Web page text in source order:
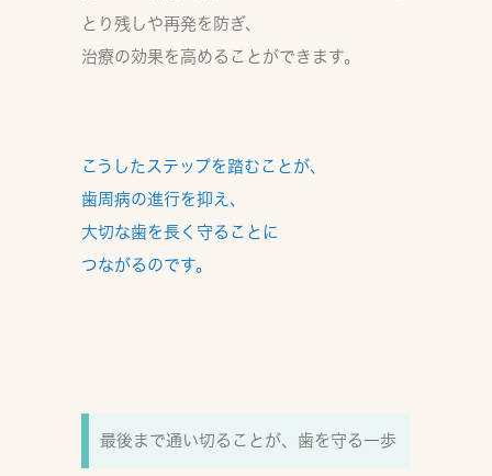
とり残しや再発を防ぎ、
治療の効果を高める ことができます。
こうしたステップを踏むことが、
歯周病の進行を抑え、
大切な歯を長く守る ことに
つながるのです。
最後まで通い切ることが、歯を守る一歩